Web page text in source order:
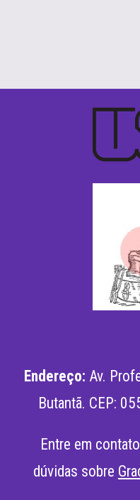
Endereço: Av.
Butantã. CEP:
Entre em
dúvidas sobre